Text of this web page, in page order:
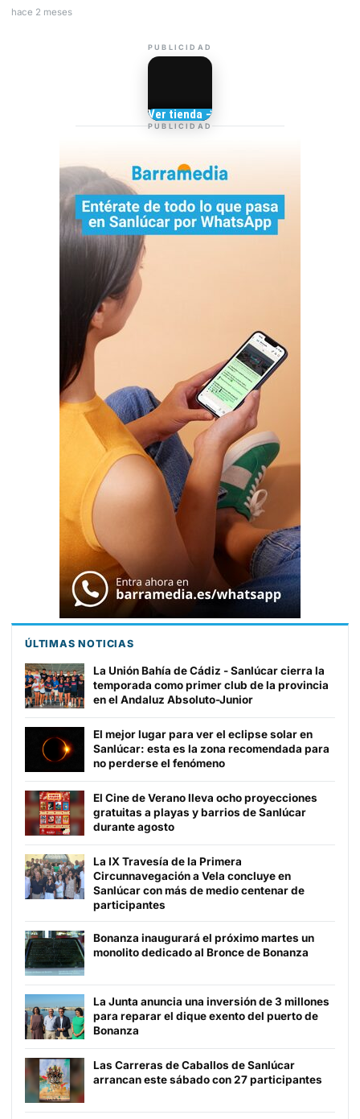
hace 2 meses
PUBLICIDAD
TIENDA DE
Camisetas de Sanlúcar
Ver tienda →
PUBLICIDAD
ÚLTIMAS NOTICIAS
La Unión Bahía de Cádiz - Sanlúcar cierra la
temporada como primer club de la provincia
en el Andaluz Absoluto-Junior
El mejor lugar para ver el eclipse solar en
Sanlúcar: esta es la zona recomendada para
no perderse el fenómeno
El Cine de Verano lleva ocho proyecciones
gratuitas a playas y barrios de Sanlúcar
durante agosto
La IX Travesía de la Primera
Circunnavegación a Vela concluye en
Sanlúcar con más de medio centenar de
participantes
Bonanza inaugurará el próximo martes un
monolito dedicado al Bronce de Bonanza
La Junta anuncia una inversión de 3 millones
para reparar el dique exento del puerto de
Bonanza
Las Carreras de Caballos de Sanlúcar
arrancan este sábado con 27 participantes